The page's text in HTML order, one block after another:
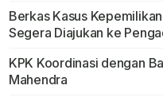
Berkas Kasus
Segera Diajukan ke
KPK Koordinasi dengan
Mahendra